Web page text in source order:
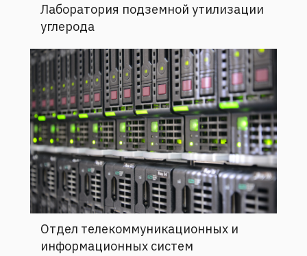
Лаборатория подземной утилизации
углерода
Отдел телекоммуникационных и
информационных систем